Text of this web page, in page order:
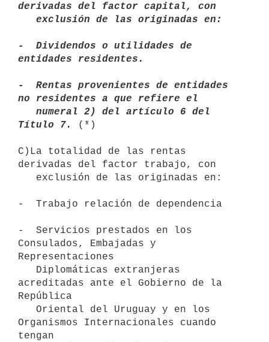
derivadas del factor capital, con
-  Dividendos o utilidades de
entidades residentes.
-  Rentas provenientes de entidades
no residentes a que refiere el
Título 7.
(*)
C)La totalidad de las rentas
derivadas del factor trabajo, con
-  Trabajo relación de dependencia
-  Servicios prestados en los
Consulados, Embajadas y
Representaciones
acreditadas ante el Gobierno de la
República
Organismos Internacionales cuando
tengan